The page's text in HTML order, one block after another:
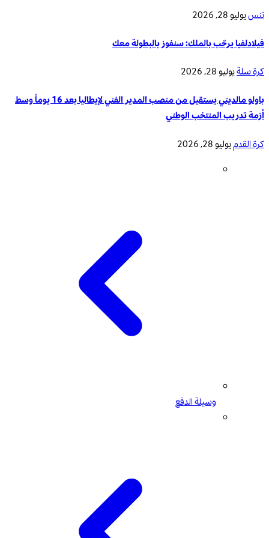
تنسيوليو 28, 2026
فيلادلفيا يرحّب بالملك: سنفوز بالبطولة معك
كرة سلةيوليو 28, 2026
باولو مالديني يستقيل من منصب المدير الفني لإيطاليا بعد 16 يوماً وسط
أزمة تدريب المنتخب الوطني
كرة القدميوليو 28, 2026
وسيلة الدفع